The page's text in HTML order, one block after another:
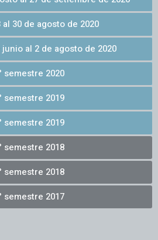
30 de agosto de 2020
al 2 de agosto de 2020
semestre 2020
semestre 2019
semestre 2019
semestre 2018
semestre 2018
semestre 2017